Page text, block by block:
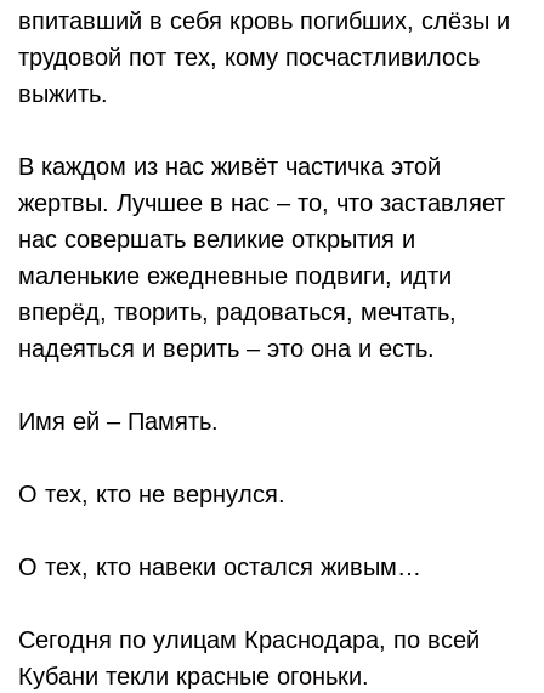
впитавший в себя кровь погибших, слёзы и
трудовой пот тех, кому посчастливилось
выжить.
В каждом из нас живёт частичка этой
жертвы. Лучшее в нас – то, что заставляет
нас совершать великие открытия и
маленькие ежедневные подвиги, идти
вперёд, творить, радоваться, мечтать,
надеяться и верить – это она и есть.
Имя ей – Память.
О тех, кто не вернулся.
О тех, кто навеки остался живым…
Сегодня по улицам Краснодара, по всей
Кубани текли красные огоньки.